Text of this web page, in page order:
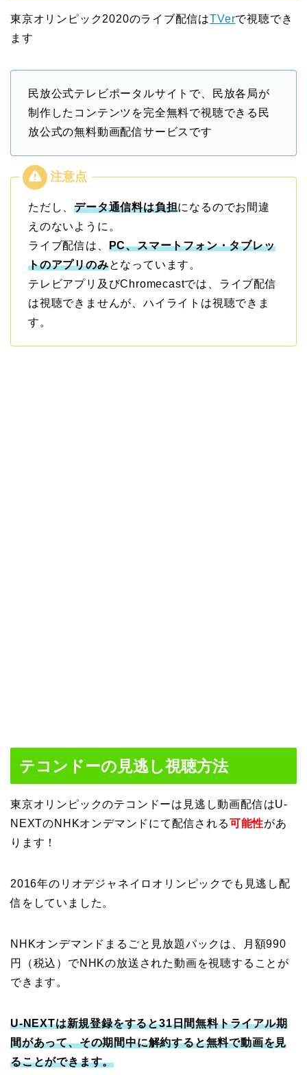
東京オリンピック2020のライブ配信はTVerで視聴でき
ます
民放公式テレビポータルサイトで、民放各局が
制作したコンテンツを完全無料で視聴できる民
放公式の無料動画配信サービスです
ただし、データ通信料は負担になるのでお間違
えのないように。
ライブ配信は、 PC、スマートフォン・タブレッ
トのアプリのみとなっています。
テレビアプリ及びChromecastでは、ライブ配信
は視聴できませんが、ハイライトは視聴できま
す。
テコンドーの見逃し視聴方法
東京オリンピックのテコンドーは見逃し動画配信はU-
NEXTのNHKオンデマンドにて配信される可能性があ
ります！
2016年のリオデジャネイロオリンピックでも見逃し配
信をしていました。
NHKオンデマンドまるごと見放題パックは、月額990
円（税込）でNHKの放送された動画を視聴することが
できます。
U-NEXTは新規登録をすると31日間無料トライアル期
間があって、その期間中に解約すると無料で動画を見
ることができます。